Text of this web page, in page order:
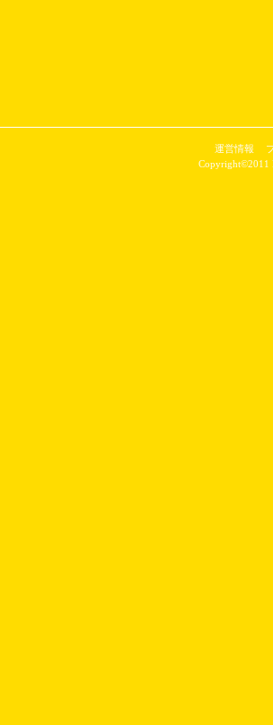
運営情報
Copyright©2011